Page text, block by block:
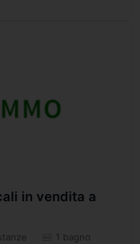
in vendita a
1 bagno